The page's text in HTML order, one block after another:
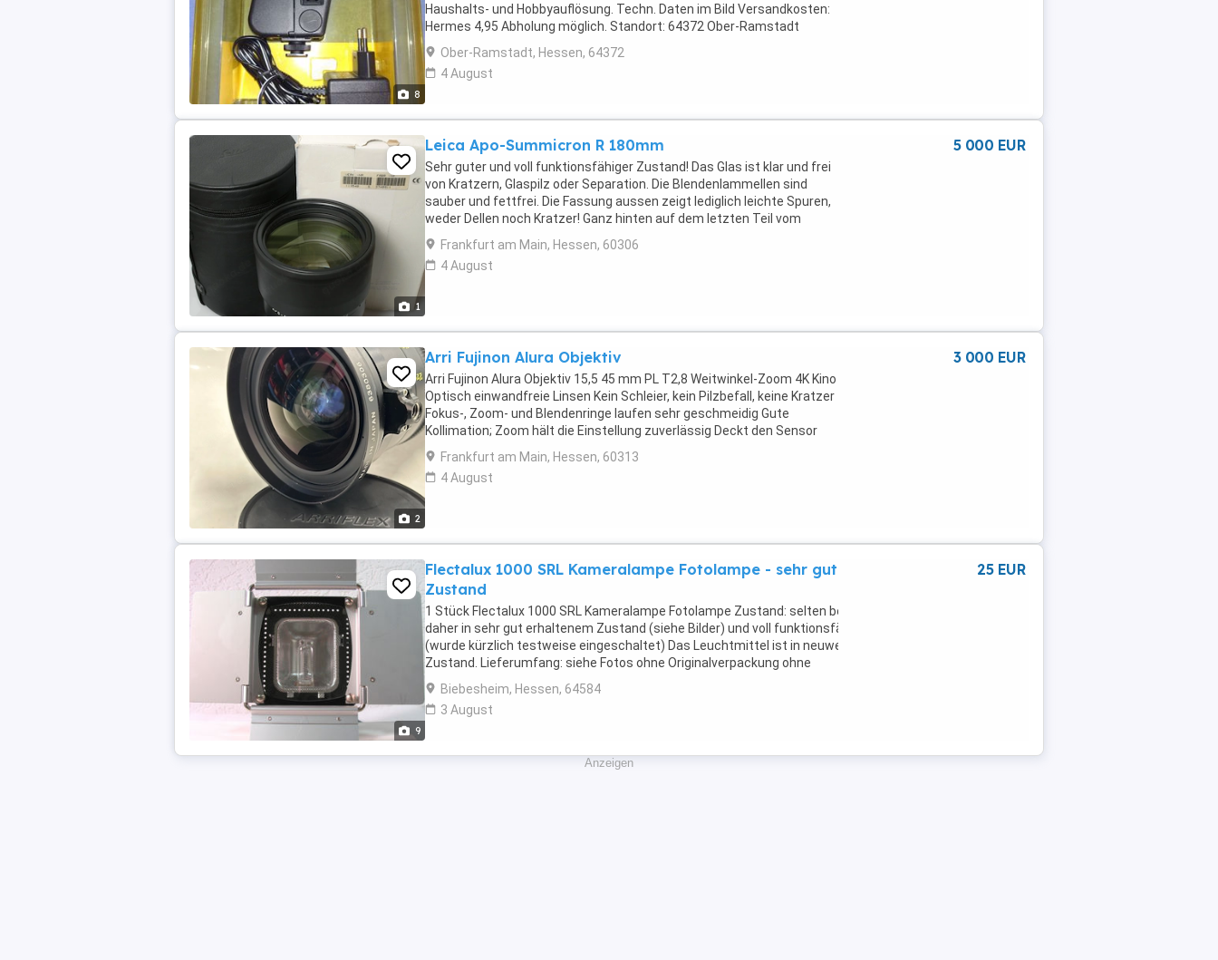
8
Haushalts- und Hobbyauflösung. Techn. Daten im Bild Versandkosten:
Hermes 4,95 Abholung möglich. Standort: 64372 Ober-Ramstadt
Südhessen Verkauf nur innerhalb D ! Sprache: ...
Ober-Ramstadt, Hessen, 64372
4 August
1
Leica Apo-Summicron R 180mm
Sehr guter und voll funktionsfähiger Zustand! Das Glas ist klar und frei
von Kratzern, Glaspilz oder Separation. Die Blendenlammellen sind
sauber und fettfrei. Die Fassung aussen zeigt lediglich leichte Spuren,
weder Dellen noch Kratzer! Ganz hinten auf dem letzten Teil vom
Blendeneinstellring gibt ...
Frankfurt am Main, Hessen, 60306
4 August
5 000 EUR
2
Arri Fujinon Alura Objektiv
Arri Fujinon Alura Objektiv 15,5 45 mm PL T2,8 Weitwinkel-Zoom 4K Kino
Optisch einwandfreie Linsen Kein Schleier, kein Pilzbefall, keine Kratzer
Fokus-, Zoom- und Blendenringe laufen sehr geschmeidig Gute
Kollimation; Zoom hält die Einstellung zuverlässig Deckt den Sensor
der Alexa 35 im Open-Gate-Modus ...
Frankfurt am Main, Hessen, 60313
4 August
3 000 EUR
9
Flectalux 1000 SRL Kameralampe Fotolampe - sehr guter
Zustand
1 Stück Flectalux 1000 SRL Kameralampe Fotolampe Zustand: selten benutzt,
daher in sehr gut erhaltenem Zustand (siehe Bilder) und voll funktionsfähig
(wurde kürzlich testweise eingeschaltet) Das Leuchtmittel ist in neuwertigem
Zustand. Lieferumfang: siehe Fotos ohne Originalverpackung ohne
Bedienungsanleitung
***************************************************************************
Bitte ...
Biebesheim, Hessen, 64584
3 August
25 EUR
Anzeigen